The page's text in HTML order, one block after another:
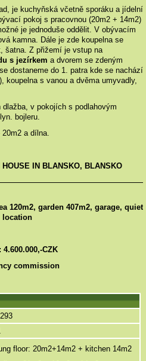
je kuchyňská včetně sporáku a jídelní
pokoj s pracovnou (20m2 + 14m2)
je jednoduše oddělit. V obývacím
kamna. Dále je zde koupelna se
šatna. Z přižemí je vstup na
s jezírkem a dvorem se zdeným
dostaneme do 1. patra kde se nachází
koupelna s vanou a dvěma umyvadly,
v pokojích s podlahovým
bojleru.
a dílna.
IN BLANSKO, BLANSKO
120m2, garden 407m2, garage, quiet
location
4.600.000,-CZK
commission
floor: 20m2+14m2 + kitchen 14m2